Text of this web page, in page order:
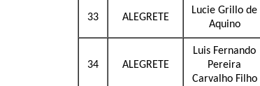
33 ALEGRETE
Lucie Grillo de
Aquino
34 ALEGRETE
Luis Fernando
Pereira
Carvalho Filho